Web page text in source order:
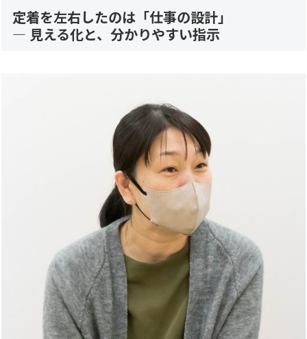
定着を左右したのは「仕事の設計」
— 見える化と、分かりやすい指示